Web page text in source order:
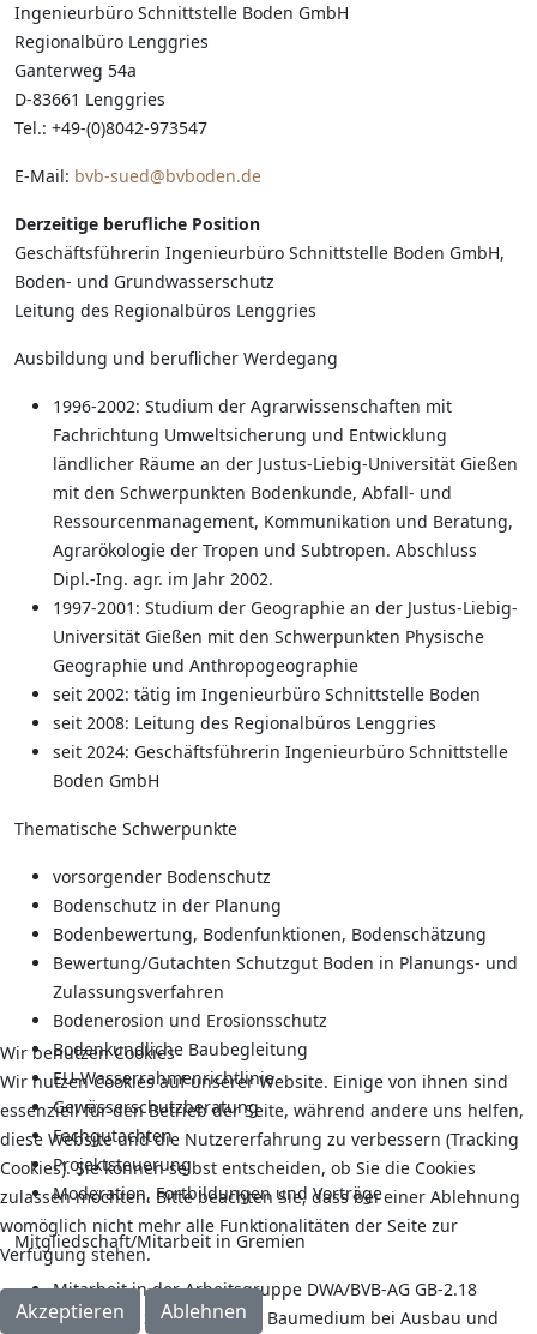
Ingenieurbüro Schnittstelle Boden GmbH
Regionalbüro Lenggries
Ganterweg 54a
D-83661 Lenggries
Tel.: +49-(0)8042-973547
E-Mail: bvb-sued@bvboden.de
Derzeitige berufliche Position
Geschäftsführerin Ingenieurbüro Schnittstelle Boden GmbH,
Boden- und Grundwasserschutz
Leitung des Regionalbüros Lenggries
Ausbildung und beruflicher Werdegang
1996-2002: Studium der Agrarwissenschaften mit
Fachrichtung Umweltsicherung und Entwicklung
ländlicher Räume an der Justus-Liebig-Universität Gießen
mit den Schwerpunkten Bodenkunde, Abfall- und
Ressourcenmanagement, Kommunikation und Beratung,
Agrarökologie der Tropen und Subtropen. Abschluss
Dipl.-Ing. agr. im Jahr 2002.
1997-2001: Studium der Geographie an der Justus-Liebig-
Universität Gießen mit den Schwerpunkten Physische
Geographie und Anthropogeographie
seit 2002: tätig im Ingenieurbüro Schnittstelle Boden
seit 2008: Leitung des Regionalbüros Lenggries
seit 2024: Geschäftsführerin Ingenieurbüro Schnittstelle
Boden GmbH
Thematische Schwerpunkte
vorsorgender Bodenschutz
Bodenschutz in der Planung
Bodenbewertung, Bodenfunktionen, Bodenschätzung
Bewertung/Gutachten Schutzgut Boden in Planungs- und
Zulassungsverfahren
Bodenerosion und Erosionsschutz
Bodenkundliche Baubegleitung
EU-Wasserrahmenrichtlinie
Gewässerschutzberatung
Fachgutachten
Projektsteuerung
Moderation, Fortbildungen und Vorträge
Mitgliedschaft/Mitarbeit in Gremien
Mitarbeit in der Arbeitsgruppe DWA/BVB-AG GB-2.18
„Boden als Schutzgut und Baumedium bei Ausbau und
Wir benutzen Cookies
Wir nutzen Cookies auf unserer Website. Einige von ihnen sind
essenziell für den Betrieb der Seite, während andere uns helfen,
diese Website und die Nutzererfahrung zu verbessern (Tracking
Cookies). Sie können selbst entscheiden, ob Sie die Cookies
zulassen möchten. Bitte beachten Sie, dass bei einer Ablehnung
womöglich nicht mehr alle Funktionalitäten der Seite zur
Verfügung stehen.
Akzeptieren Ablehnen